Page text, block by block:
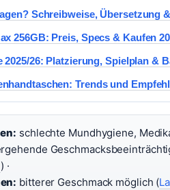
Schreibweise, Übersetzung
256GB: Preis, Specs & Kaufen
2025/26: Platzierung, Spielplan &
Trends und
schlechte Mundhygiene,
) ·
bitterer Geschmack möglich (